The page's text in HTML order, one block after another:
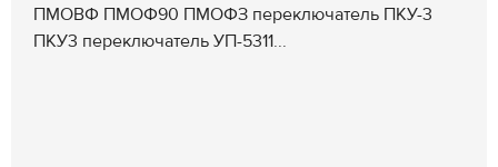
ПМОВФ ПМОФ90 ПМОФЗ переключатель ПКУ-3
ПКУ3 переключатель УП-5311...